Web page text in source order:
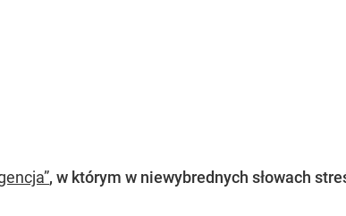
, w którym w niewybrednych słowach